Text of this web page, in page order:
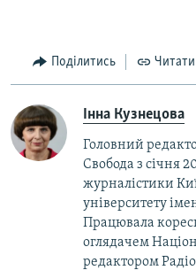
Поділитись
Інна Кузнецова
Головний
Свобода з січня
журналістики
університету
Працювала
оглядачем
редактором